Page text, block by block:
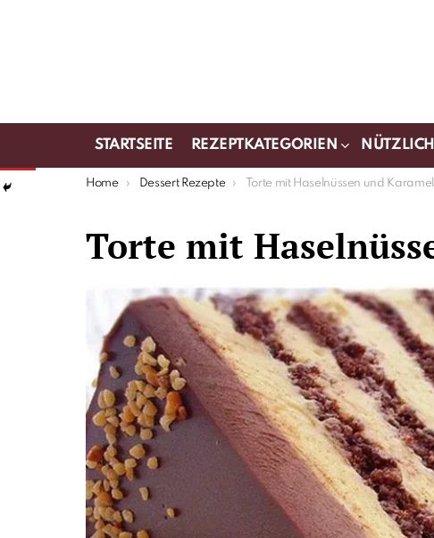
STARTSEITE REZEPTKATEGORIEN
You are here:
Home Dessert Rezepte Torte mit Haselnüssen und Karamell
Torte mit